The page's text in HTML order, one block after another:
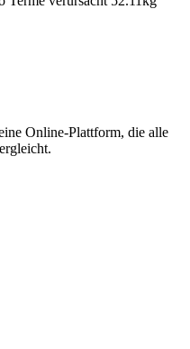
Online-Plattform, die alle